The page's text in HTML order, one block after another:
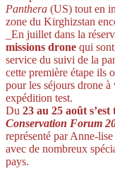
Panthera (US) tout en
zone du Kirghizstan
_En juillet dans la
missions drone qui
service du suivi de la
cette première étape ils
pour les séjours drone
expédition test.
Du 23 au 25 août s’est
Conservation Forum
représenté par Anne-
avec de nombreux
pays.